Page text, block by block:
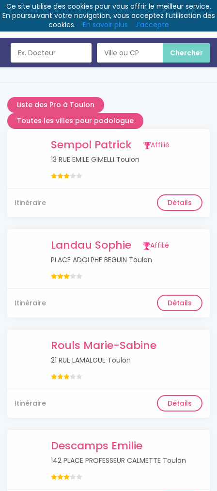
Liste des Pro à Toulon
Toutes les villes pour podologue
Sempol Patrick
Affilié
13 RUE EMILE GIMELLI Toulon
Itinéraire Détails
Landau Sophie
Affilié
PLACE ADOLPHE BEGUIN Toulon
Itinéraire Détails
Rouls Marie-Sabine
21 RUE LAMALGUE Toulon
Itinéraire Détails
Descamps Emilie
142 PLACE PROFESSEUR CALMETTE Toulon
Ce site utilise des cookies pour vous offrir le meilleur service.
En poursuivant votre navigation, vous acceptez l’utilisation des
cookies.
En savoir plus J’accepte